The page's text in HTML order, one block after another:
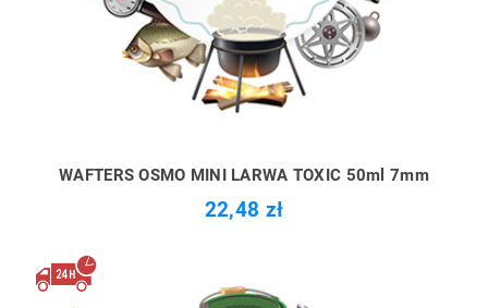
WAFTERS OSMO MINI LARWA TOXIC 50ml 7mm
22,48 zł